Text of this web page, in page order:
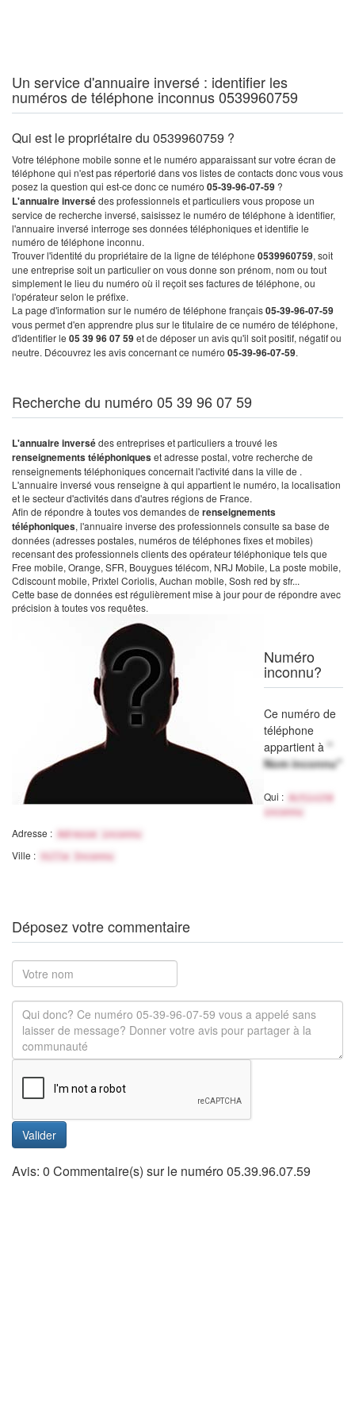
Un service d'annuaire inversé : identifier les
numéros de téléphone inconnus 0539960759
Qui est le propriétaire du 0539960759 ?
Votre téléphone mobile sonne et le numéro apparaissant sur votre écran de
téléphone qui n'est pas répertorié dans vos listes de contacts donc vous vous
posez la question qui est-ce donc ce numéro 05-39-96-07-59 ?
L'annuaire inversédes professionnels et particuliers vous propose un
service de recherche inversé, saisissez le numéro de téléphone à identifier,
l'annuaire inversé interroge ses données téléphoniques et identifie le
numéro de téléphone inconnu.
Trouver l'identité du propriétaire de la ligne de téléphone 0539960759, soit
une entreprise soit un particulier on vous donne son prénom, nom ou tout
simplement le lieu du numéro où il reçoit ses factures de téléphone, ou
l'opérateur selon le préfixe.
La page d'information sur le numéro de téléphone français05-39-96-07-59
vous permet d'en apprendre plus sur le titulaire de ce numéro de téléphone,
d'identifier le 05 39 96 07 59et de déposer un avis qu'il soit positif, négatif ou
neutre. Découvrez les avis concernant ce numéro 05-39-96-07-59.
Recherche du numéro 05 39 96 07 59
L'annuaire inversédes entreprises et particuliers a trouvé les
renseignements téléphoniqueset adresse postal, votre recherche de
renseignements téléphoniques concernait l'activité dans la ville de .
L'annuaire inversé vous renseigne à qui appartient le numéro, la localisation
et le secteur d'activités dans d'autres régions de France.
Afin de répondre à toutes vos demandes de renseignements
téléphoniques, l'annuaire inverse des professionnels consulte sa base de
données (adresses postales, numéros de téléphones fixes et mobiles)
recensant des professionnels clients des opérateur téléphonique tels que
Free mobile, Orange, SFR, Bouygues télécom, NRJ Mobile, La poste mobile,
Cdiscount mobile, Prixtel Coriolis, Auchan mobile, Sosh red by sfr...
Cette base de données est régulièrement mise à jour pour de répondre avec
précision à toutes vos requêtes.
Numéro
inconnu?
Ce numéro de
téléphone
appartient à "
Nom inconnu"
Qui :
Activité
inconnu
Adresse : Adresse inconnu
Ville : Ville Inconnu
Déposez votre commentaire
Valider
Avis: 0 Commentaire(s) sur le numéro 05.39.96.07.59